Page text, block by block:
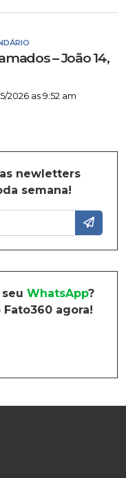
– João 14,
2026 as 9:52 am
newletters
semana!
WhatsApp?
agora!